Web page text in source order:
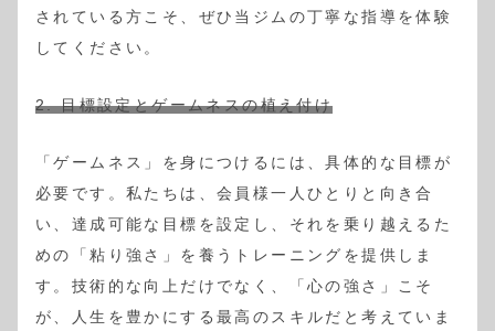
されている方こそ、ぜひ当ジムの丁寧な指導を体験
してください。
2. 目標設定とゲームネスの植え付け
「ゲームネス」を身につけるには、具体的な目標が
必要です。私たちは、会員様一人ひとりと向き合
い、達成可能な目標を設定し、それを乗り越えるた
めの「粘り強さ」を養うトレーニングを提供しま
す。技術的な向上だけでなく、「心の強さ」こそ
が、人生を豊かにする最高のスキルだと考えていま